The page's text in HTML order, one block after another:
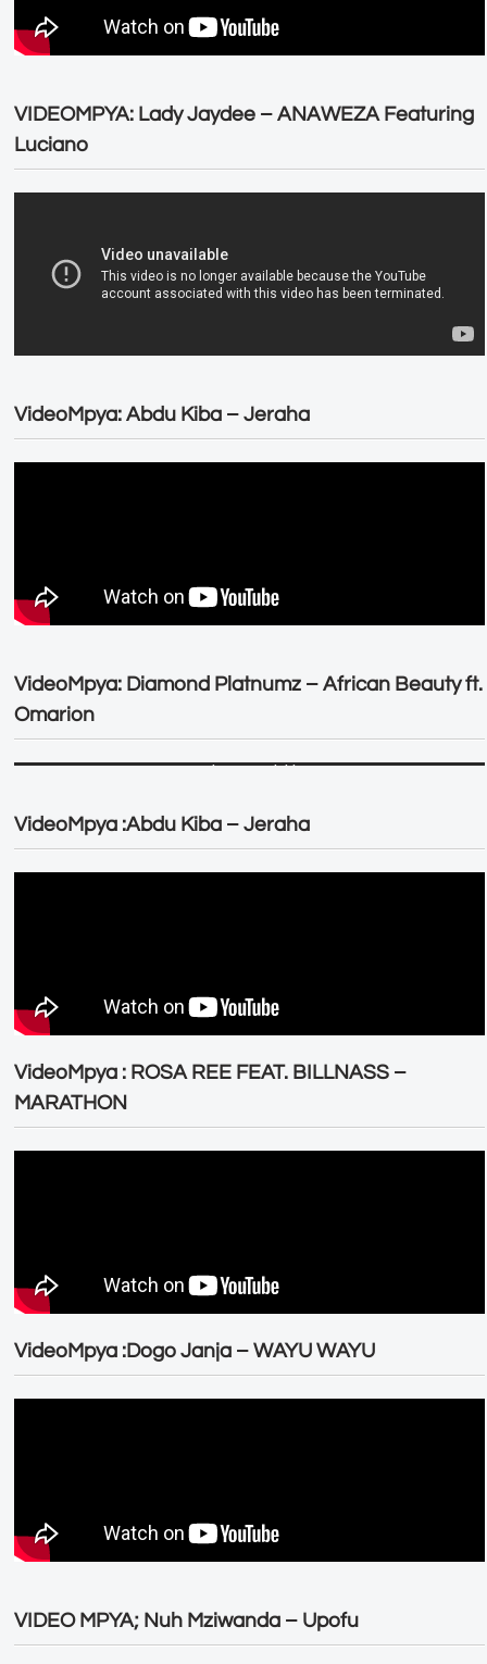
VIDEOMPYA: Lady Jaydee – ANAWEZA Featuring
Luciano
VideoMpya: Abdu Kiba – Jeraha
VideoMpya: Diamond Platnumz – African Beauty ft.
Omarion
VideoMpya :Abdu Kiba – Jeraha
VideoMpya : ROSA REE FEAT. BILLNASS –
MARATHON
VideoMpya :Dogo Janja – WAYU WAYU
VIDEO MPYA; Nuh Mziwanda – Upofu